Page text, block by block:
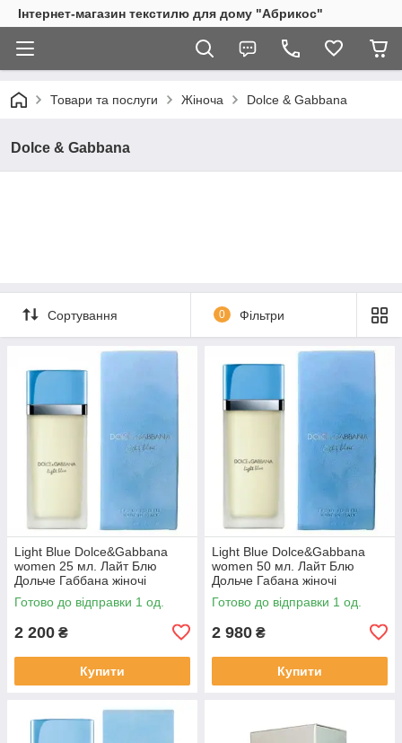
Інтернет-магазин текстилю для дому "Абрикос"
Товари та послуги Жіноча Dolce & Gabbana
Dolce & Gabbana
Сортування 0 Фільтри
Light Blue Dolce&Gabbana
women 25 мл. Лайт Блю
Дольче Габбана жіночі
Готово до відправки 1 од.
2 200 ₴
Купити
Light Blue Dolce&Gabbana
women 50 мл. Лайт Блю
Дольче Габана жіночі
Готово до відправки 1 од.
2 980 ₴
Купити